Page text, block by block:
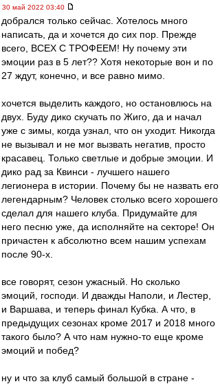
30 май 2022 03:40
добрался только сейчас. Хотелось много
написать, да и хочется до сих пор. Прежде
всего, ВСЕХ С ТРОФЕЕМ! Ну почему эти
эмоции раз в 5 лет?? Хотя некоторые вон и по
27 ждут, конечно, и все равно мимо.
хочется выделить каждого, но остановлюсь на
двух. Буду дико скучать по Жиго, да и начал
уже с зимы, когда узнал, что он уходит. Никогда
не вызывал и не мог вызвать негатив, просто
красавец. Только светлые и добрые эмоции. И
дико рад за Квинси - лучшего нашего
легионера в истории. Почему бы не назвать его
легендарным? Человек столько всего хорошего
сделал для нашего клуба. Придумайте для
него песню уже, да исполняйте на секторе! Он
причастен к абсолютно всем нашим успехам
после 90-х.
все говорят, сезон ужасный. Но сколько
эмоций, господи. И дважды Наполи, и Лестер,
и Варшава, и теперь финал Кубка. А что, в
предыдущих сезонах кроме 2017 и 2018 много
такого было? А что нам нужно-то еще кроме
эмоций и побед?
ну и что за клуб самый большой в стране -